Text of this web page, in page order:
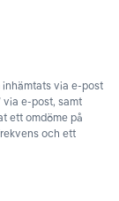
inhämtats via e-post
via e-post, samt
ett omdöme på
och ett